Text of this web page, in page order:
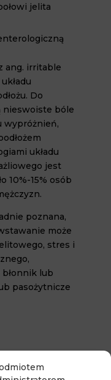
jelita
ang. irritable
Do
nieswoiste bóle
wypróżnień,
układu
jest
10%-15% osób
poznana,
może
stres i
lub
pasożytnicze